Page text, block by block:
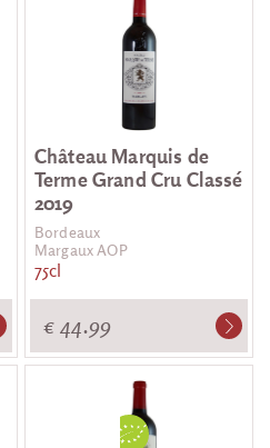
Château Marquis de
Terme Grand Cru Classé
2019
Bordeaux
Margaux AOP
75cl
€ 44.99